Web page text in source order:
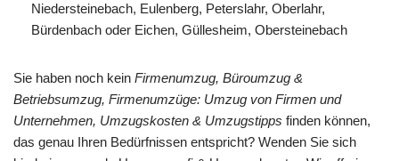
Niedersteinebach, Eulenberg, Peterslahr, Oberlahr,
Bürdenbach oder Eichen, Güllesheim, Obersteinebach
Sie haben noch kein Firmenumzug, Büroumzug &
Betriebsumzug, Firmenumzüge: Umzug von Firmen und
Unternehmen, Umzugskosten & Umzugstipps finden können,
das genau Ihren Bedürfnissen entspricht? Wenden Sie sich